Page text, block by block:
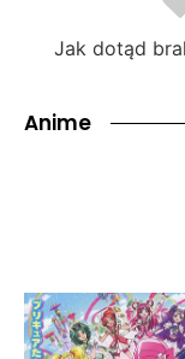
Jak dotąd
Anime